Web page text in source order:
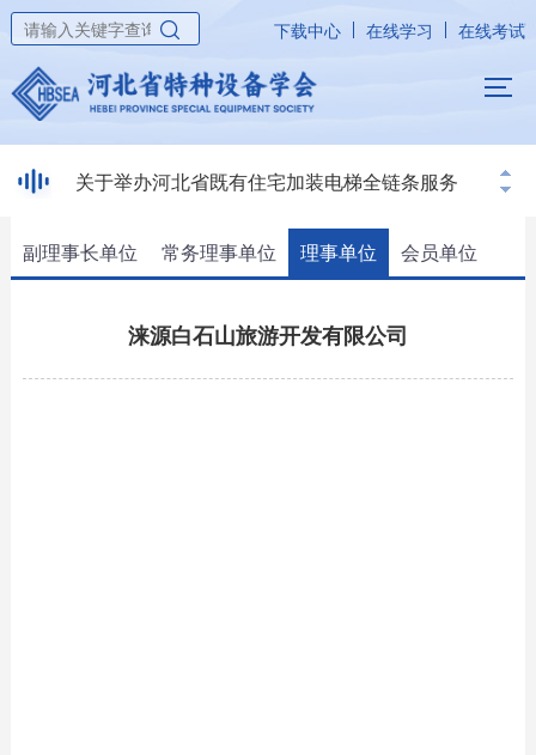
下载中心 在线学习 在线考试
关于举办河北省既有住宅加装电梯全链条服务
副理事长单位
常务理事单位 理事单位 会员单位
涞源白石山旅游开发有限公司